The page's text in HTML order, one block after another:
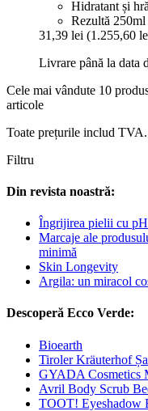
Hidratant și
Rezultă 250ml
31,39 lei (1.255,60
Livrare până la data
Cele mai vândute 10
articole
Toate prețurile includ TVA.
Filtru
Din revista noastră:
Îngrijirea pielii cu
Marcaje ale
minimă
Skin Longevity
Argila: un miracol
Descoperă Ecco Verde:
Bioearth
Tiroler Kräuterhof
GYADA Cosmetics
Avril Body Scrub
TOOT! Eyeshadow